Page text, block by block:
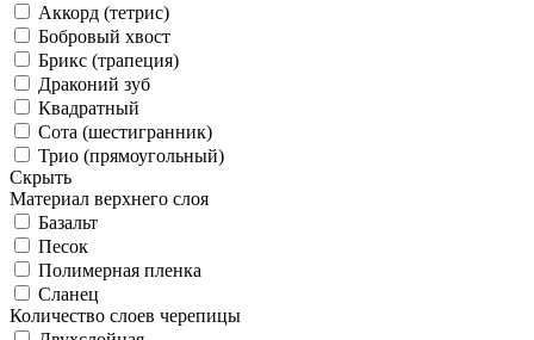
Аккорд (тетрис)
Бобровый хвост
Брикс (трапеция)
Драконий зуб
Квадратный
Сота (шестигранник)
Трио (прямоугольный)
Скрыть
Материал верхнего слоя
Базальт
Песок
Полимерная пленка
Сланец
Количество слоев черепицы